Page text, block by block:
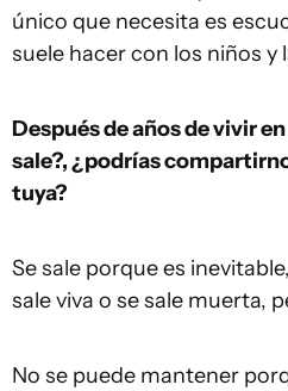
único que necesita es
suele hacer con los niños y
Después de años de vivir
sale?, ¿podrías
tuya?
Se sale porque es
sale viva o se sale muerta,
No se puede mantener